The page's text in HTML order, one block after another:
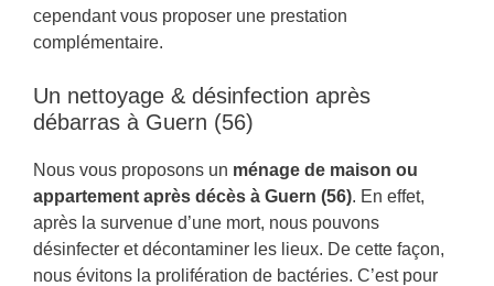
cependant vous proposer une prestation
complémentaire.
Un nettoyage & désinfection après
débarras à Guern (56)
Nous vous proposons un ménage de maison ou
appartement après décès à Guern (56). En effet,
après la survenue d’une mort, nous pouvons
désinfecter et décontaminer les lieux. De cette façon,
nous évitons la prolifération de bactéries. C’est pour